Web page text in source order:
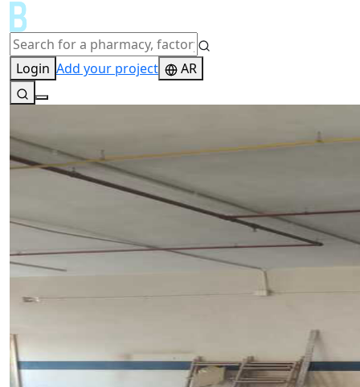
Login Add your project AR